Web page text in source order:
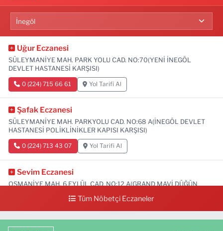
Uğur Eczanesi
SÜLEYMANİYE MAH. PARK YOLU CAD. NO:70(YENİ İNEGÖL
DEVLET HASTANESİ KARŞISI)
0 (224) 715 66 61 Yol Tarifi Al
Şafak Eczanesi
SÜLEYMANİYE MAH. PARKYOLU CAD. NO:68 A(İNEGÖL DEVLET
HASTANESİ POLİKLİNİKLER KAPISI KARŞISI)
0 (224) 713 43 07 Yol Tarifi Al
Sevim Eczanesi
OSMANİYE MAH. 6 EYLÜL CAD. NO:12 A(GRAND MAVİ DÜĞÜN
Tüm Nöbetçi Eczaneler